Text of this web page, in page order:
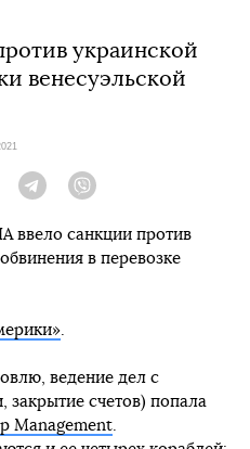
украинской
венесуэльской
Twitter Telegram
ввело санкции против
в перевозке
.
ведение дел с
счетов) попала
Management.